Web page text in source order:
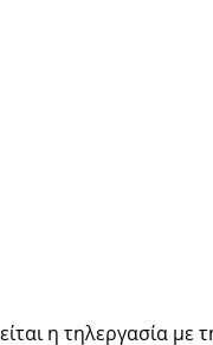
η τηλεργασία